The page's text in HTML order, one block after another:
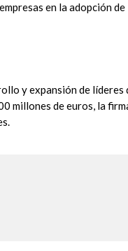
en la adopción de
y expansión de líderes
millones de euros, la